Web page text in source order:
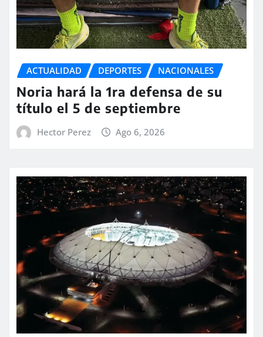
ACTUALIDAD DEPORTES NACIONALES
Noria hará la 1ra defensa de su
título el 5 de septiembre
Hector Perez Ago 6, 2026